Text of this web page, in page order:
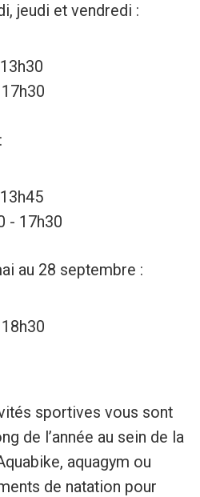
jeudi et vendredi :
- 17h30
au 28 septembre :
sportives vous sont
de l’année au sein de la
aquagym ou
de natation pour